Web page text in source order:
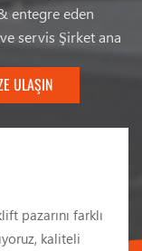
entegre eden
servis Şirket ana
elektrikli depo
müşterilere
kalmaz, aynı
hizmet
ULAŞIN
pazarını farklı
kaliteli